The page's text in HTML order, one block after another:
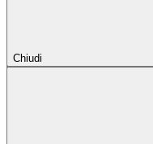
Chiudi